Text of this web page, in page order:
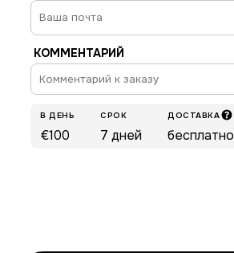
КОММЕНТАРИЙ
В ДЕНЬ
€100
СРОК
7 дней
ДОСТАВКА
бесплатно